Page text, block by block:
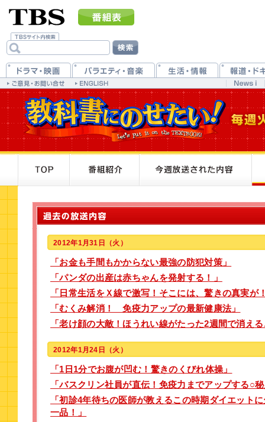
2012年1月31日（火）
「お金も手間もかからない最強の防犯対策」
「パンダの出産は赤ちゃんを発射する！」
「日常生活をＸ線で激写！そこには、驚きの真実が
「むくみ解消！ 免疫力アップの最新健康法」
「老け顔の大敵！ほうれい線がたった2週間で消え
2012年1月24日（火）
「1日1分でお腹が凹む！驚きのくびれ体操」
「バスクリン社員が直伝！免疫力までアップする○
「初診4年待ちの医師が教えるこの時期ダイエット
一品！」